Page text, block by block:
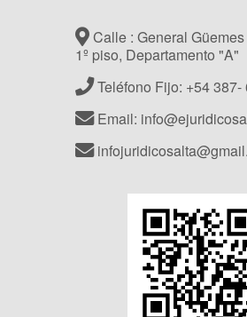
Calle : General Güemes
1º piso, Departamento "A"
Teléfono Fijo: +54 387-
Email: